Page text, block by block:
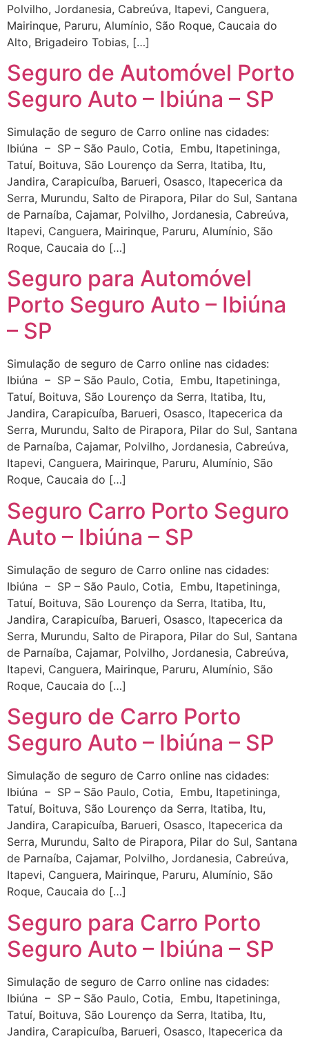
Polvilho, Jordanesia, Cabreúva, Itapevi, Canguera,
Mairinque, Paruru, Alumínio, São Roque, Caucaia do
Alto, Brigadeiro Tobias, […]
Seguro de Automóvel Porto
Seguro Auto – Ibiúna – SP
Simulação de seguro de Carro online nas cidades:
Ibiúna – SP – São Paulo, Cotia, Embu, Itapetininga,
Tatuí, Boituva, São Lourenço da Serra, Itatiba, Itu,
Jandira, Carapicuíba, Barueri, Osasco, Itapecerica da
Serra, Murundu, Salto de Pirapora, Pilar do Sul, Santana
de Parnaíba, Cajamar, Polvilho, Jordanesia, Cabreúva,
Itapevi, Canguera, Mairinque, Paruru, Alumínio, São
Roque, Caucaia do […]
Seguro para Automóvel
Porto Seguro Auto – Ibiúna
– SP
Simulação de seguro de Carro online nas cidades:
Ibiúna – SP – São Paulo, Cotia, Embu, Itapetininga,
Tatuí, Boituva, São Lourenço da Serra, Itatiba, Itu,
Jandira, Carapicuíba, Barueri, Osasco, Itapecerica da
Serra, Murundu, Salto de Pirapora, Pilar do Sul, Santana
de Parnaíba, Cajamar, Polvilho, Jordanesia, Cabreúva,
Itapevi, Canguera, Mairinque, Paruru, Alumínio, São
Roque, Caucaia do […]
Seguro Carro Porto Seguro
Auto – Ibiúna – SP
Simulação de seguro de Carro online nas cidades:
Ibiúna – SP – São Paulo, Cotia, Embu, Itapetininga,
Tatuí, Boituva, São Lourenço da Serra, Itatiba, Itu,
Jandira, Carapicuíba, Barueri, Osasco, Itapecerica da
Serra, Murundu, Salto de Pirapora, Pilar do Sul, Santana
de Parnaíba, Cajamar, Polvilho, Jordanesia, Cabreúva,
Itapevi, Canguera, Mairinque, Paruru, Alumínio, São
Roque, Caucaia do […]
Seguro de Carro Porto
Seguro Auto – Ibiúna – SP
Simulação de seguro de Carro online nas cidades:
Ibiúna – SP – São Paulo, Cotia, Embu, Itapetininga,
Tatuí, Boituva, São Lourenço da Serra, Itatiba, Itu,
Jandira, Carapicuíba, Barueri, Osasco, Itapecerica da
Serra, Murundu, Salto de Pirapora, Pilar do Sul, Santana
de Parnaíba, Cajamar, Polvilho, Jordanesia, Cabreúva,
Itapevi, Canguera, Mairinque, Paruru, Alumínio, São
Roque, Caucaia do […]
Seguro para Carro Porto
Seguro Auto – Ibiúna – SP
Simulação de seguro de Carro online nas cidades:
Ibiúna – SP – São Paulo, Cotia, Embu, Itapetininga,
Tatuí, Boituva, São Lourenço da Serra, Itatiba, Itu,
Jandira, Carapicuíba, Barueri, Osasco, Itapecerica da